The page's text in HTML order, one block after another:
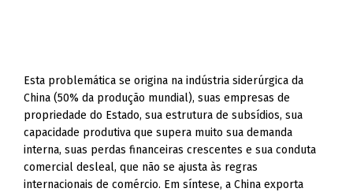
Esta problemática se origina na indústria siderúrgica da
China (50% da produção mundial), suas empresas de
propriedade do Estado, sua estrutura de subsídios, sua
capacidade produtiva que supera muito sua demanda
interna, suas perdas financeiras crescentes e sua conduta
comercial desleal, que não se ajusta às regras
internacionais de comércio. Em síntese, a China exporta